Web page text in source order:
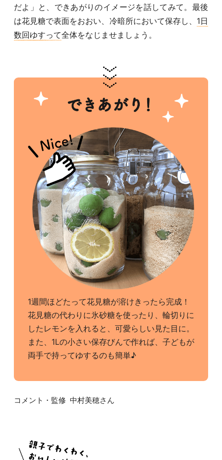
だよ」と、できあがりのイメージを話してみて。最後
は花見糖で表面をおおい、冷暗所において保存し、 1日
数回ゆすって全体をなじませましょう。
1週間ほどたって花見糖が溶けきったら完成！
花見糖の代わりに氷砂糖を使ったり、輪切りに
したレモンを入れると、可愛らしい見た目に。
また、1Lの小さい保存びんで作れば、子どもが
両手で持ってゆするのも簡単♪
コメント・監修 中村美穂さん